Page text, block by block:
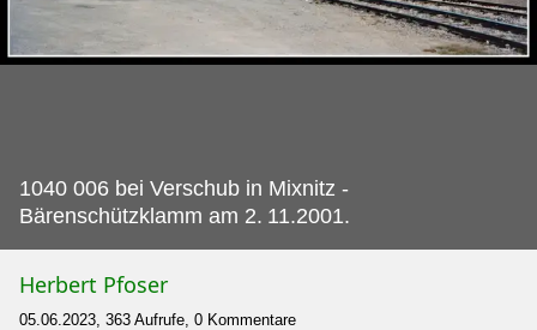
1040 006 bei Verschub in Mixnitz -
Bärenschützklamm am 2. 11.2001.
Herbert Pfoser
05.06.2023, 363 Aufrufe, 0 Kommentare